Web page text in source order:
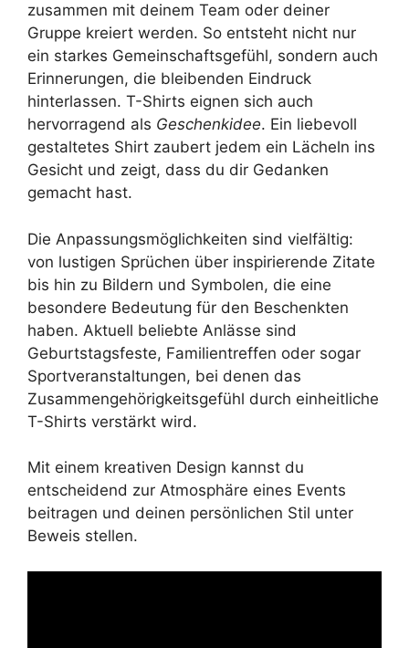
zusammen mit deinem Team oder deiner
Gruppe kreiert werden. So entsteht nicht nur
ein starkes Gemeinschaftsgefühl, sondern auch
Erinnerungen, die bleibenden Eindruck
hinterlassen. T-Shirts eignen sich auch
hervorragend als Geschenkidee. Ein liebevoll
gestaltetes Shirt zaubert jedem ein Lächeln ins
Gesicht und zeigt, dass du dir Gedanken
gemacht hast.
Die Anpassungsmöglichkeiten sind vielfältig:
von lustigen Sprüchen über inspirierende Zitate
bis hin zu Bildern und Symbolen, die eine
besondere Bedeutung für den Beschenkten
haben. Aktuell beliebte Anlässe sind
Geburtstagsfeste, Familientreffen oder sogar
Sportveranstaltungen, bei denen das
Zusammengehörigkeitsgefühl durch einheitliche
T-Shirts verstärkt wird.
Mit einem kreativen Design kannst du
entscheidend zur Atmosphäre eines Events
beitragen und deinen persönlichen Stil unter
Beweis stellen.